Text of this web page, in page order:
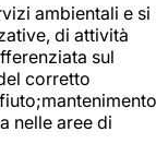
ambientali e si
di attività
sul
corretto
nelle aree di